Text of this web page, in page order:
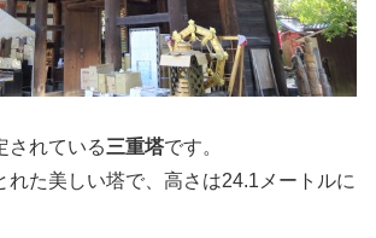
されている三重塔です。
れた美しい塔で、高さは24.1メートルに